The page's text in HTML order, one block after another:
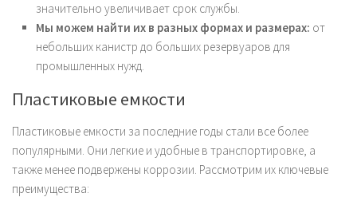
значительно увеличивает срок службы.
Мы можем найти их в разных формах и размерах: от
небольших канистр до больших резервуаров для
промышленных нужд.
Пластиковые емкости
Пластиковые емкости за последние годы стали все более
популярными. Они легкие и удобные в транспортировке, а
также менее подвержены коррозии. Рассмотрим их ключевые
преимущества: